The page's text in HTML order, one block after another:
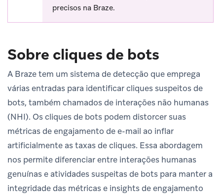
precisos na Braze.
Sobre cliques de bots
A Braze tem um sistema de detecção que emprega
várias entradas para identificar cliques suspeitos de
bots, também chamados de interações não humanas
(NHI). Os cliques de bots podem distorcer suas
métricas de engajamento de e-mail ao inflar
artificialmente as taxas de cliques. Essa abordagem
nos permite diferenciar entre interações humanas
genuínas e atividades suspeitas de bots para manter a
integridade das métricas e insights de engajamento